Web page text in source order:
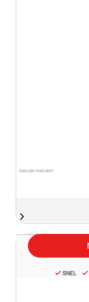
Data zijn indicatief
SNEL